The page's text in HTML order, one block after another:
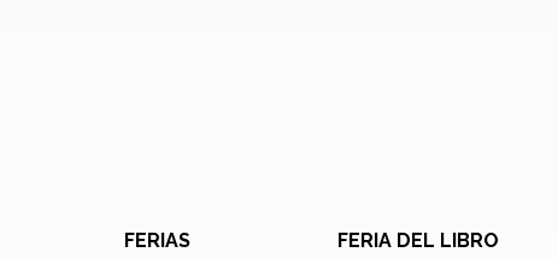
FERIAS
FERIA DEL LIBRO